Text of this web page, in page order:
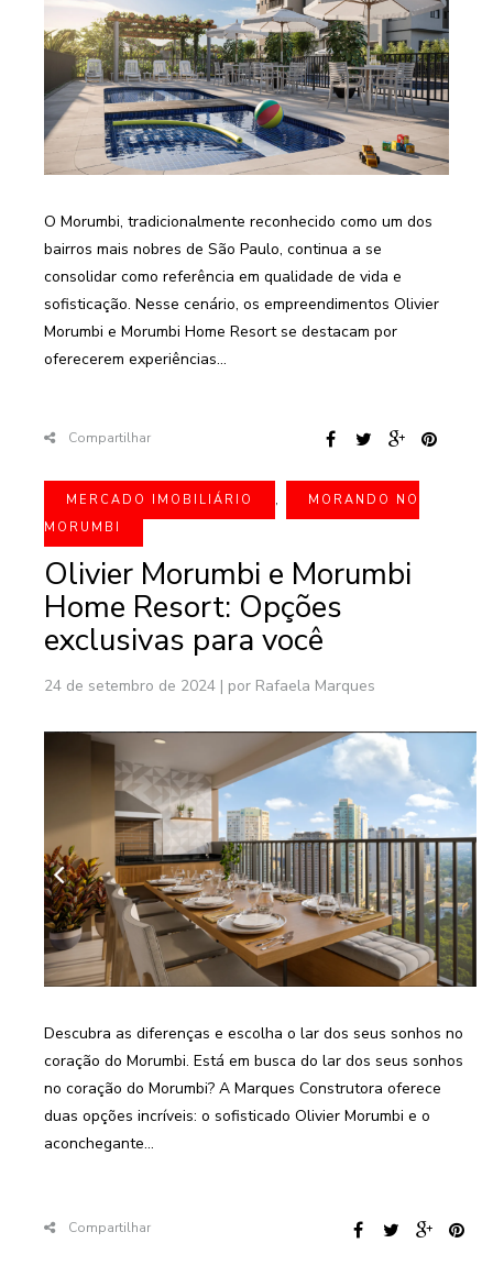
O Morumbi, tradicionalmente reconhecido como um dos
bairros mais nobres de São Paulo, continua a se
consolidar como referência em qualidade de vida e
sofisticação. Nesse cenário, os empreendimentos Olivier
Morumbi e Morumbi Home Resort se destacam por
oferecerem experiências...
Compartilhar
MERCADO IMOBILIÁRIO ,
MORANDO NO
MORUMBI
Olivier Morumbi e Morumbi
Home Resort: Opções
exclusivas para você
24 de setembro de 2024 | por Rafaela Marques
Descubra as diferenças e escolha o lar dos seus sonhos no
coração do Morumbi. Está em busca do lar dos seus sonhos
no coração do Morumbi? A Marques Construtora oferece
duas opções incríveis: o sofisticado Olivier Morumbi e o
aconchegante...
Compartilhar